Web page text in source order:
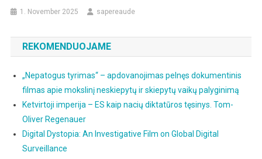
1. November 2025 sapereaude
REKOMENDUOJAME
„Nepatogus tyrimas“ – apdovanojimas pelnęs dokumentinis
filmas apie mokslinį neskiepytų ir skiepytų vaikų palyginimą
Ketvirtoji imperija – ES kaip nacių diktatūros tęsinys. Tom-
Oliver Regenauer
Digital Dystopia: An Investigative Film on Global Digital
Surveillance